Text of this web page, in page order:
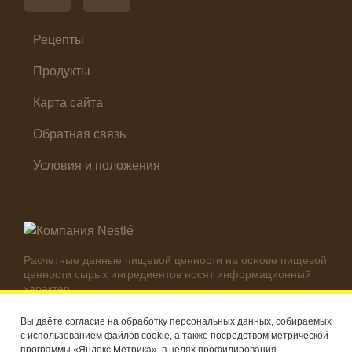
Холодные закуски
Рецепты
Продукты
Карта сайта
Обратная связь
Условия и положения
Расчетные данные пищевой ценности на основе пищевой
ценности сырых ингредиентов носят информационный
характер.
используемых ингредиентов.
© Компания Nestlé, 2026 г. Все права защищены
Вы даёте согласие на обработку персональных данных, собираемых
с использованием файлов cookie, а также посредством метрической
программы «Яндекс Метрика», в целях профилирования